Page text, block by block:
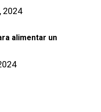
2024
alimentar un